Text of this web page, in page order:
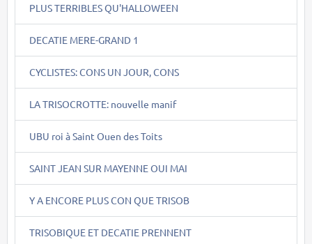
PLUS TERRIBLES QU'HALLOWEEN
DECATIE MERE-GRAND 1
CYCLISTES: CONS UN JOUR, CONS
LA TRISOCROTTE: nouvelle manif
UBU roi à Saint Ouen des Toits
SAINT JEAN SUR MAYENNE OUI MAI
Y A ENCORE PLUS CON QUE TRISOB
TRISOBIQUE ET DECATIE PRENNENT